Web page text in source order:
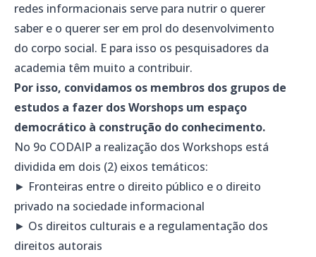
redes informacionais serve para nutrir o querer
saber e o querer ser em prol do desenvolvimento
do corpo social. E para isso os pesquisadores da
academia têm muito a contribuir.
Por isso, convidamos os membros dos grupos de
estudos a fazer dos Worshops um espaço
democrático à construção do conhecimento.
No 9o CODAIP a realização dos Workshops está
dividida em dois (2) eixos temáticos:
► Fronteiras entre o direito público e o direito
privado na sociedade informacional
► Os direitos culturais e a regulamentação dos
direitos autorais